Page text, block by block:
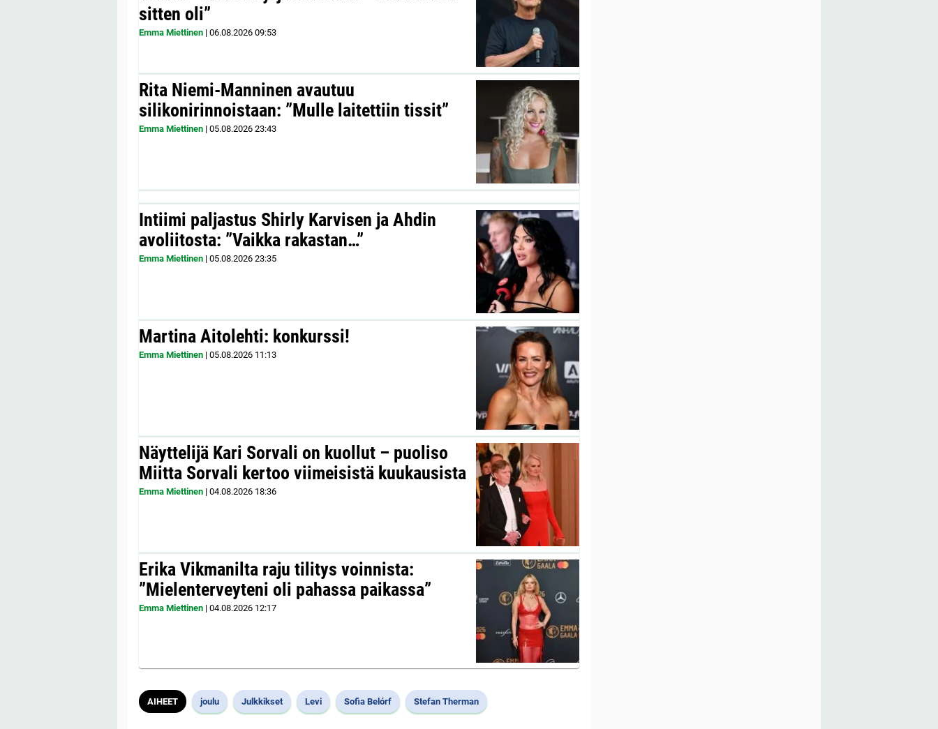
sitten oli”
Emma Miettinen | 06.08.2026 09:53
Rita Niemi-Manninen avautuu
silikonirinnoistaan: ”Mulle laitettiin tissit”
Emma Miettinen | 05.08.2026 23:43
Intiimi paljastus Shirly Karvisen ja Ahdin
avoliitosta: ”Vaikka rakastan…”
Emma Miettinen | 05.08.2026 23:35
Martina Aitolehti: konkurssi!
Emma Miettinen | 05.08.2026 11:13
Näyttelijä Kari Sorvali on kuollut – puoliso
Miitta Sorvali kertoo viimeisistä kuukausista
Emma Miettinen | 04.08.2026 18:36
Erika Vikmanilta raju tilitys voinnista:
”Mielenterveyteni oli pahassa paikassa”
Emma Miettinen | 04.08.2026 12:17
AIHEET joulu Julkkikset Levi Sofia Belórf Stefan Therman